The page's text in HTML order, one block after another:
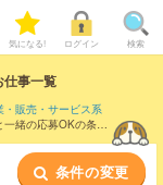
気になる! ログイン 検索
仕事一覧
・販売・サービス系
緒の応募OKの条件
条件の変更